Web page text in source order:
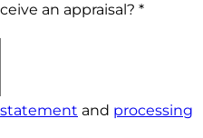
an appraisal? *
statement and processing